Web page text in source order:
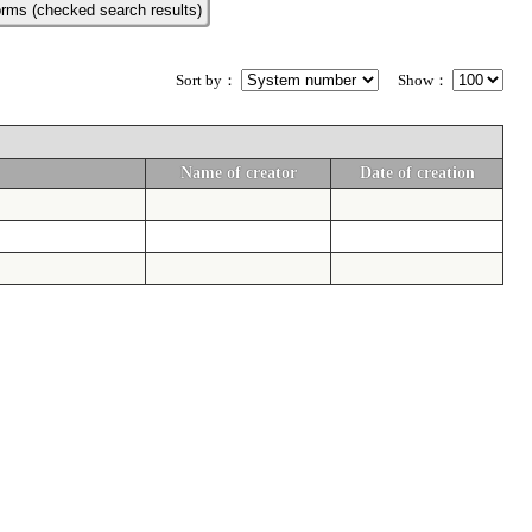
(checked search results)
Show：
Sort by：
Name of creator
Date of creation